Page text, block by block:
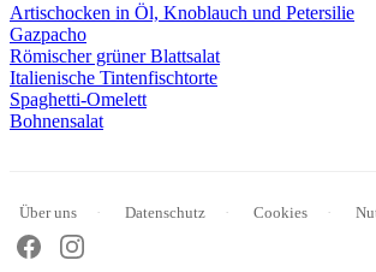
Artischocken in Öl, Knoblauch und Petersilie
Gazpacho
Römischer grüner Blattsalat
Italienische Tintenfischtorte
Spaghetti-Omelett
Bohnensalat
Über uns Datenschutz Cookies